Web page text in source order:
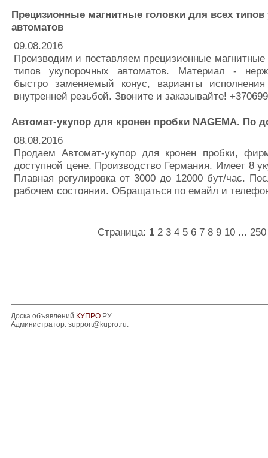
Прецизионные магнитные головки для всех
автоматов
09.08.2016
Производим и поставляем прецизионные магнитные
типов укупорочных автоматов. Материал -
быстро заменяемый конус, варианты
внутренней резьбой. Звоните и заказывайте!
Автомат-укупор для кронен пробки NAGEMA. По
08.08.2016
Продаем Автомат-укупор для кронен пробки,
доступной цене. Производство Германия. Имеет 8
Плавная регулировка от 3000 до 12000 бут/час.
рабочем состоянии. ОБращаться по емайл и
Страница: 1 2 3 4 5 6 7 8 9 10... 250
Доска объявлений КУПРО.РУ.
Администратор: support@kupro.ru.